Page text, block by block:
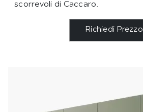
scorrevoli di Caccaro.
Richiedi Prezzo